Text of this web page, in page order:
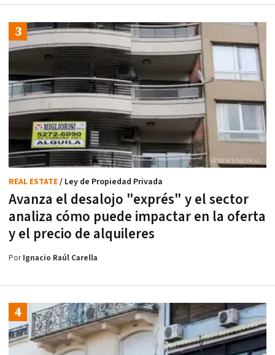
Avanza el desalojo "exprés" y el sector
analiza cómo puede impactar en la oferta
y el precio de alquileres
REAL ESTATE/ Ley de Propiedad Privada
PorIgnacio Raúl Carella